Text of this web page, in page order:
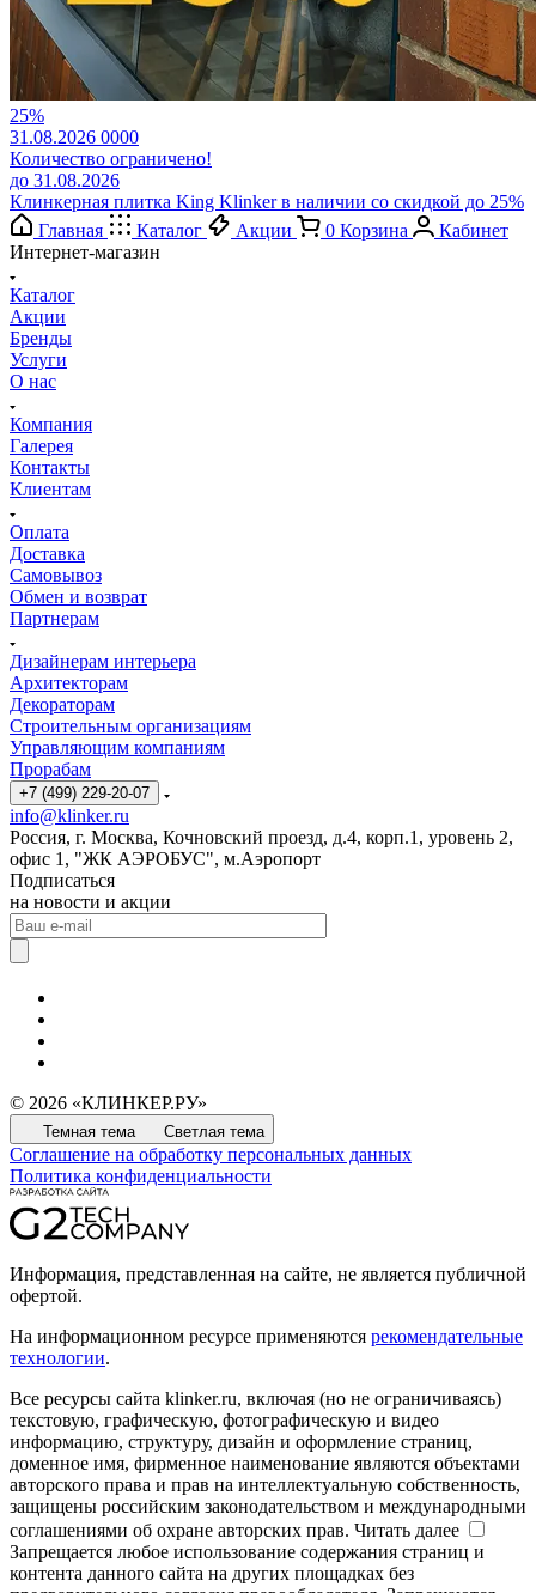
25%
31.08.2026 0000
Количество ограничено!
до 31.08.2026
Клинкерная плитка King Klinker в наличии со скидкой до 25%
Главная
Каталог Акции 0 Корзина
Кабинет
Интернет-магазин
Каталог
Акции
Бренды
Услуги
О нас
Компания
Галерея
Контакты
Клиентам
Оплата
Доставка
Самовывоз
Обмен и возврат
Партнерам
Дизайнерам интерьера
Архитекторам
Декораторам
Строительным организациям
Управляющим компаниям
Прорабам
+7 (499) 229-20-07
info@klinker.ru
Россия, г. Москва, Кочновский проезд, д.4, корп.1, уровень 2,
офис 1, "ЖК АЭРОБУС", м.Аэропорт
Подписаться
на новости и акции
© 2026 «КЛИНКЕР.РУ»
Темная тема Светлая тема
Соглашение на обработку персональных данных
Политика конфиденциальности
Информация, представленная на сайте, не является публичной
офертой.
На информационном ресурсе применяются рекомендательные
технологии.
Все ресурсы сайта klinker.ru, включая (но не ограничиваясь)
текстовую, графическую, фотографическую и видео
информацию, структуру, дизайн и оформление страниц,
доменное имя, фирменное наименование являются объектами
авторского права и прав на интеллектуальную собственность,
защищены российским законодательством и международными
соглашениями об охране авторских прав. Читать далее
Запрещается любое использование содержания страниц и
контента данного сайта на других площадках без